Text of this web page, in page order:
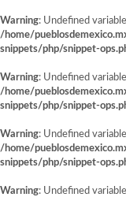
Warning: Undefined
/home/
snippets/php/snippet-
Warning: Undefined
/home/
snippets/php/snippet-
Warning: Undefined
/home/
snippets/php/snippet-
Warning: Undefined